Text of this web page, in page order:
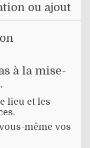
ou ajout
à la mise-
lieu et les
même vos